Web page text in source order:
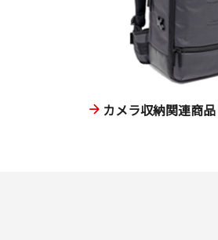
カメラ収納関連商品